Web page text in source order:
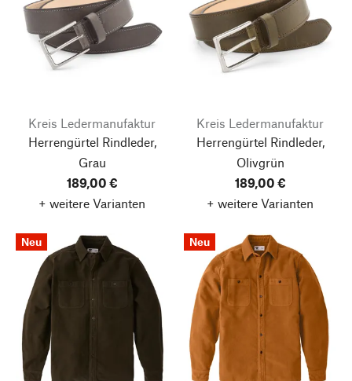
Kreis Ledermanufaktur
Herrengürtel Rindleder,
Grau
189,00 €
+ weitere Varianten
Kreis Ledermanufaktur
Herrengürtel Rindleder,
Olivgrün
189,00 €
+ weitere Varianten
Neu Neu